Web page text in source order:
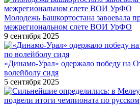
Молодежь Башкортостана завоевала
межрегиональном слете ВОИ УрФО
9 сентября 2025
«Динамо-Урал» одержало победу на
волейболу сидя
5 сентября 2025